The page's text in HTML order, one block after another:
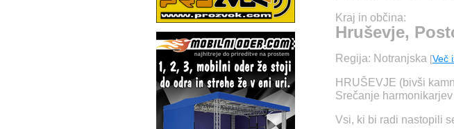
Kraj in občina:
Hruševje,
Regija: Notranjska [Več
HRUŠEVJE (bivši
Srečanje
Vsi, ki bi radi nastopili